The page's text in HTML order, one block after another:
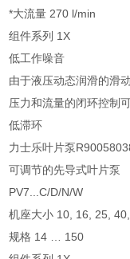
*大流量 270 l/min
组件系列 1X
低工作噪音
由于液压动态润滑的滑
压力和流量的闭环控制
低滞环
力士乐叶片泵
可调节的先导式叶片泵
PV7...C/D/N/W
机座大小 10, 16, 25,
规格 14 … 150